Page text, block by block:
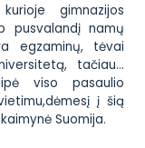
gimnazijos
pusvalandį namų
egzaminų, tėvai
tačiau…
viso pasaulio
į šią
Suomija.